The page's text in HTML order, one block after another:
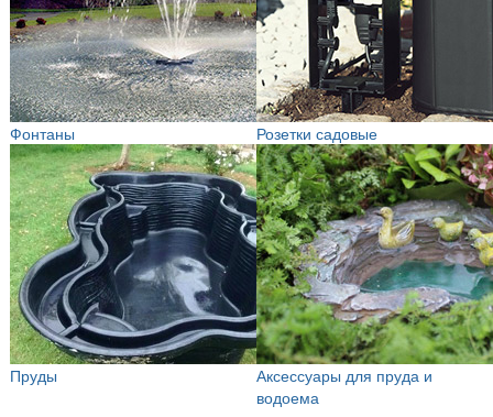
Фонтаны Розетки садовые
Пруды
Аксессуары для пруда и
водоема